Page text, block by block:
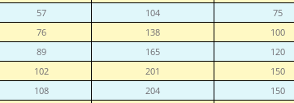
57 104
75
76 138
100
89 165
120
102 201
150
108 204
150